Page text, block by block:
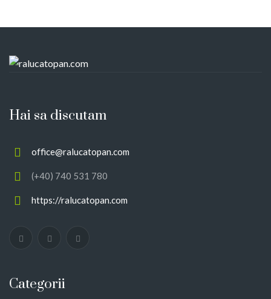
Hai sa discutam
office@ralucatopan.com
(+40) 740 531 780
https://ralucatopan.com
Categorii